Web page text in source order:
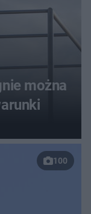
można
100